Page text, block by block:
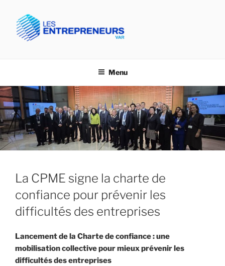
contenu
principal
ENTREPRENEURS VAR
Menu
La CPME signe la charte de
confiance pour prévenir les
difficultés des entreprises
Lancement de la Charte de confiance : une
mobilisation collective pour mieux prévenir les
difficultés des entreprises